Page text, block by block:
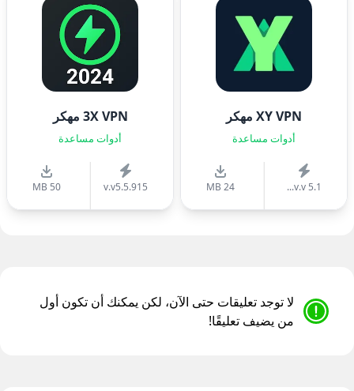
XY VPN مهكر
أدوات مساعدة
v.v 5.1...
24 MB
3X VPN مهكر
أدوات مساعدة
v.v5.5.915
50 MB
لا توجد تعليقات حتى الآن، لكن يمكنك أن تكون أول
من يضيف تعليقًا!